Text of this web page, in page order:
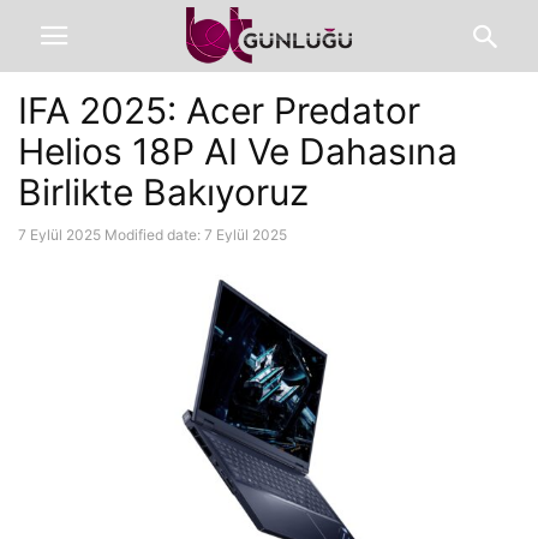
IFA 2025: Acer Predator
Helios 18P AI Ve Dahasına
Birlikte Bakıyoruz
7 Eylül 2025 Modified date: 7 Eylül 2025